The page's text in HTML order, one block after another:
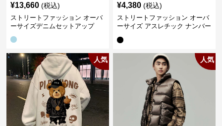
¥13,660 (税込)
ストリートファッション オーバ
ーサイズデニムセットアップ
¥4,380 (税込)
ストリートファッション オーバ
ーサイズ アスレチック ナンバー
人気 人気